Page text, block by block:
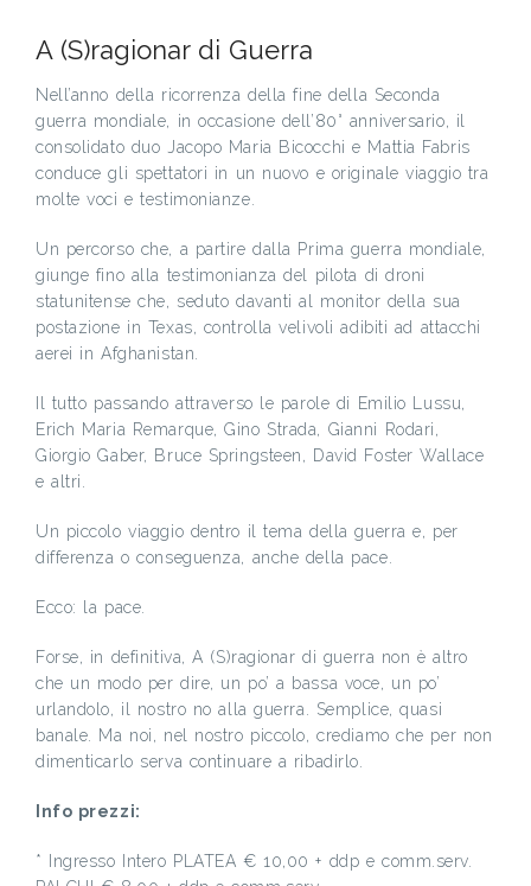
A (S)ragionar di Guerra
Nell’anno della ricorrenza della fine della Seconda
guerra mondiale, in occasione dell’80° anniversario, il
consolidato duo Jacopo Maria Bicocchi e Mattia Fabris
conduce gli spettatori in un nuovo e originale viaggio tra
molte voci e testimonianze.
Un percorso che, a partire dalla Prima guerra mondiale,
giunge fino alla testimonianza del pilota di droni
statunitense che, seduto davanti al monitor della sua
postazione in Texas, controlla velivoli adibiti ad attacchi
aerei in Afghanistan.
Il tutto passando attraverso le parole di Emilio Lussu,
Erich Maria Remarque, Gino Strada, Gianni Rodari,
Giorgio Gaber, Bruce Springsteen, David Foster Wallace
e altri.
Un piccolo viaggio dentro il tema della guerra e, per
differenza o conseguenza, anche della pace.
Ecco: la pace.
Forse, in definitiva, A (S)ragionar di guerra non è altro
che un modo per dire, un po’ a bassa voce, un po’
urlandolo, il nostro no alla guerra. Semplice, quasi
banale. Ma noi, nel nostro piccolo, crediamo che per non
dimenticarlo serva continuare a ribadirlo.
Info prezzi:
* Ingresso Intero PLATEA € 10,00 + ddp e comm.serv.